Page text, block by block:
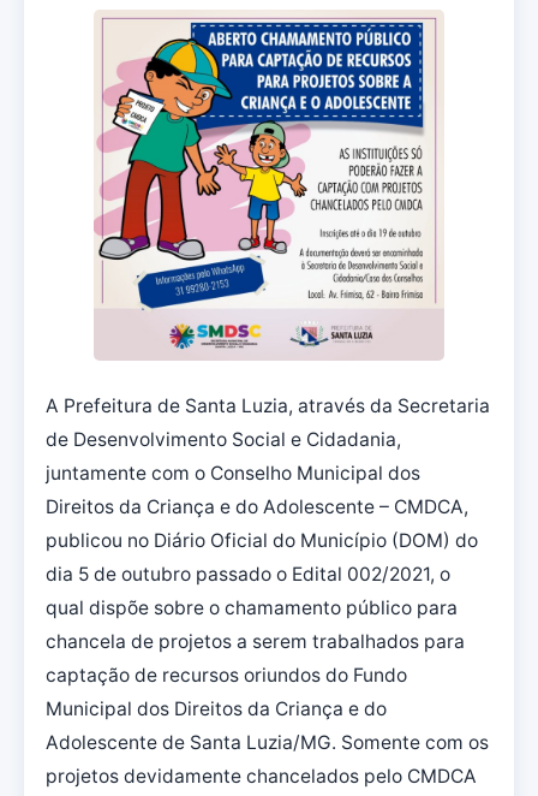
A Prefeitura de Santa Luzia, através da Secretaria
de Desenvolvimento Social e Cidadania,
juntamente com o Conselho Municipal dos
Direitos da Criança e do Adolescente – CMDCA,
publicou no Diário Oficial do Município (DOM) do
dia 5 de outubro passado o Edital 002/2021, o
qual dispõe sobre o chamamento público para
chancela de projetos a serem trabalhados para
captação de recursos oriundos do Fundo
Municipal dos Direitos da Criança e do
Adolescente de Santa Luzia/MG. Somente com os
projetos devidamente chancelados pelo CMDCA